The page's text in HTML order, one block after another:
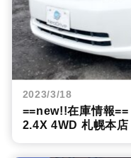
2023/3/18
==new!!在庫情報
2.4X 4WD 札幌本店